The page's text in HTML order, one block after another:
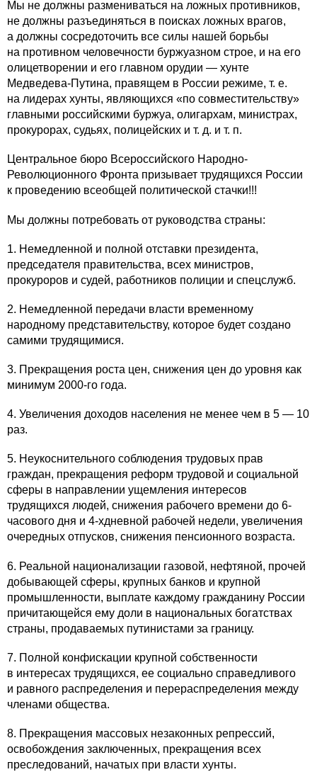
Мы не должны размениваться на ложных противников,
не должны разъединяться в поисках ложных врагов,
а должны сосредоточить все силы нашей борьбы
на противном человечности буржуазном строе, и на его
олицетворении и его главном орудии — хунте
Медведева-Путина, правящем в России режиме, т. е.
на лидерах хунты, являющихся «по совместительству»
главными российскими буржуа, олигархам, министрах,
прокурорах, судьях, полицейских и т. д. и т. п.
Центральное бюро Всероссийского Народно-
Революционного Фронта призывает трудящихся России
к проведению всеобщей политической стачки!!!
Мы должны потребовать от руководства страны:
1. Немедленной и полной отставки президента,
председателя правительства, всех министров,
прокуроров и судей, работников полиции и спецслужб.
2. Немедленной передачи власти временному
народному представительству, которое будет создано
самими трудящимися.
3. Прекращения роста цен, снижения цен до уровня как
минимум 2000-го года.
4. Увеличения доходов населения не менее чем в 5 — 10
раз.
5. Неукоснительного соблюдения трудовых прав
граждан, прекращения реформ трудовой и социальной
сферы в направлении ущемления интересов
трудящихся людей, снижения рабочего времени до 6-
часового дня и 4-хдневной рабочей недели, увеличения
очередных отпусков, снижения пенсионного возраста.
6. Реальной национализации газовой, нефтяной, прочей
добывающей сферы, крупных банков и крупной
промышленности, выплате каждому гражданину России
причитающейся ему доли в национальных богатствах
страны, продаваемых путинистами за границу.
7. Полной конфискации крупной собственности
в интересах трудящихся, ее социально справедливого
и равного распределения и перераспределения между
членами общества.
8. Прекращения массовых незаконных репрессий,
освобождения заключенных, прекращения всех
преследований, начатых при власти хунты.